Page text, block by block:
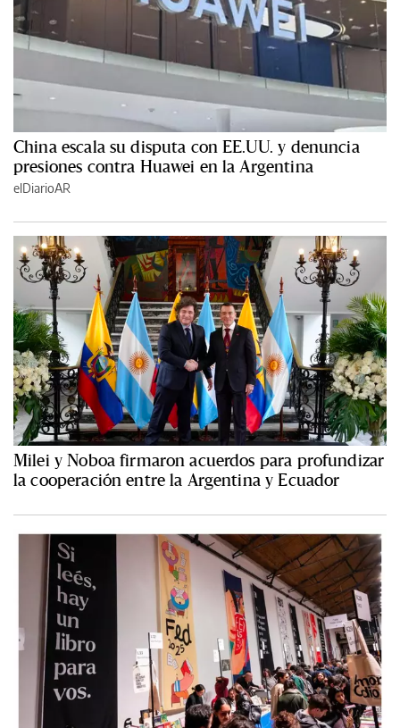
China escala su disputa con EE.UU. y denuncia
presiones contra Huawei en la Argentina
elDiarioAR
Milei y Noboa firmaron acuerdos para profundizar
la cooperación entre la Argentina y Ecuador